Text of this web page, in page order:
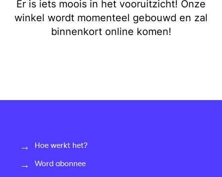
Er is iets moois in het vooruitzicht! Onze
winkel wordt momenteel gebouwd en zal
binnenkort online komen!
Hoe werkt het?
Word abonnee